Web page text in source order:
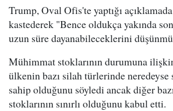
Trump, Oval Ofis'te yaptığı açıklamada
kastederek "Bence oldukça yakında
uzun süre dayanabileceklerini
Mühimmat stoklarının durumuna
ülkenin bazı silah türlerinde neredeyse
sahip olduğunu söyledi ancak diğer
stoklarının sınırlı olduğunu kabul etti.